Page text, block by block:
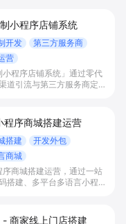
小程序店铺系统
开发
第三方服务商
营
小程序店铺系统」通过零代
道引流与第三方服务商定制
获客与复购，实现线上生意
程序商城搭建运营
搭建
开发外包
商城
商城搭建运营，通过一站
搭建、多平台多语言小程序
升复购与业绩增长。
商家线上门店搭建